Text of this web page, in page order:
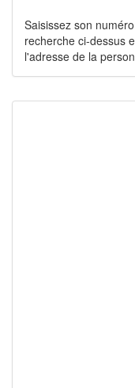
Saisissez son
recherche ci-dessus
l'adresse de la